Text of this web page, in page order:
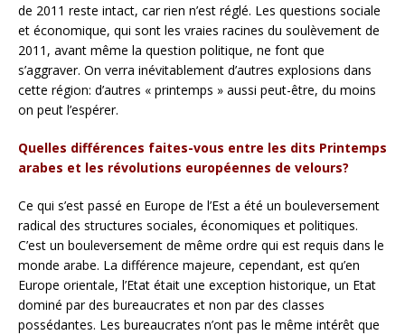
de 2011 reste intact, car rien n’est réglé. Les questions sociale
et économique, qui sont les vraies racines du soulèvement de
2011, avant même la question politique, ne font que
s’aggraver. On verra inévitablement d’autres explosions dans
cette région: d’autres « printemps » aussi peut-être, du moins
on peut l’espérer.
Quelles différences faites-vous entre les dits Printemps
arabes et les révolutions européennes de velours?
Ce qui s’est passé en Europe de l’Est a été un bouleversement
radical des structures sociales, économiques et politiques.
C’est un bouleversement de même ordre qui est requis dans le
monde arabe. La différence majeure, cependant, est qu’en
Europe orientale, l’Etat était une exception historique, un Etat
dominé par des bureaucrates et non par des classes
possédantes. Les bureaucrates n’ont pas le même intérêt que